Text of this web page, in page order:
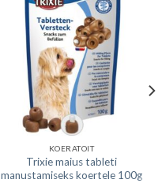
KOERATOIT
Trixie maius tableti
manustamiseks koertele 100g